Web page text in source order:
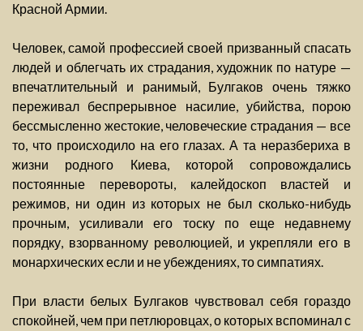
Красной Армии.
Человек, самой профессией своей призванный спасать
людей и облегчать их страдания, художник по натуре —
впечатлительный и ранимый, Булгаков очень тяжко
переживал беспрерывное насилие, убийства, порою
бессмысленно жестокие, человеческие страдания — все
то, что происходило на его глазах. А та неразбериха в
жизни родного Киева, которой сопровождались
постоянные перевороты, калейдоскоп властей и
режимов, ни один из которых не был сколько-нибудь
прочным, усиливали его тоску по еще недавнему
порядку, взорванному революцией, и укрепляли его в
монархических если и не убеждениях, то симпатиях.
При власти белых Булгаков чувствовал себя гораздо
спокойней, чем при петлюровцах, о которых вспоминал с